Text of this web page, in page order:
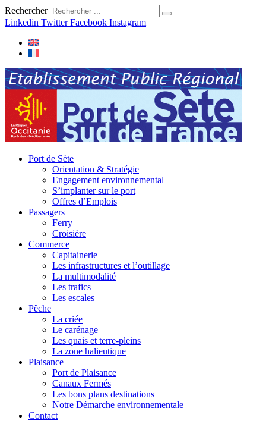
Rechercher
Linkedin Twitter Facebook Instagram
Port de Sète
Orientation & Stratégie
Engagement environnemental
S’implanter sur le port
Offres d’Emplois
Passagers
Ferry
Croisière
Commerce
Capitainerie
Les infrastructures et l’outillage
La multimodalité
Les trafics
Les escales
Pêche
La criée
Le carénage
Les quais et terre-pleins
La zone halieutique
Plaisance
Port de Plaisance
Canaux Fermés
Les bons plans destinations
Notre Démarche environnementale
Contact